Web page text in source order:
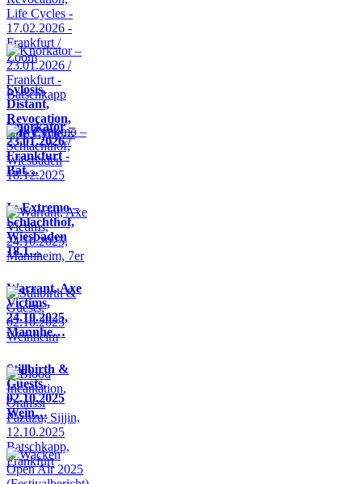
Sylosis,
Distant,
Revocation,
Life Cycle…
Knorkator –
23.01.2026 /
Frankfurt -
Bat…
In Extremo –
Schlachthof,
Wiesbaden
18.1…
Warrant, Axe
Victims,
24.10.2025,
Mannhe…
Stillbirth &
Guests,
02.10.2025
Wein…